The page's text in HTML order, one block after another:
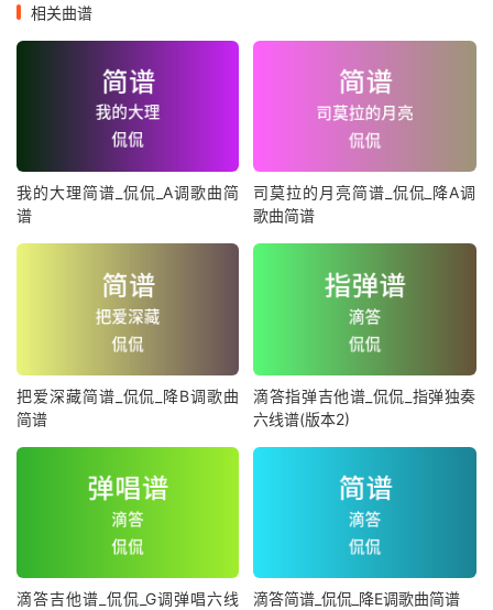
相关曲谱
我的大理简谱_侃侃_A调歌曲简
谱
司莫拉的月亮简谱_侃侃_降A调
歌曲简谱
把爱深藏简谱_侃侃_降B调歌曲
简谱
滴答指弹吉他谱_侃侃_指弹独奏
六线谱(版本2)
滴答吉他谱_侃侃_G调弹唱六线
滴答简谱_侃侃_降E调歌曲简谱